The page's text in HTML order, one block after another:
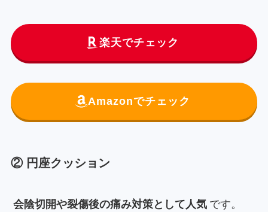
楽天でチェック
Amazonでチェック
② 円座クッション
会陰切開や裂傷後の痛み対策として人気 です。